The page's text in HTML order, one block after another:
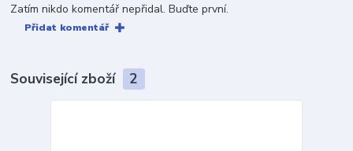
Zatím nikdo komentář nepřidal. Buďte první.
Přidat komentář
Související zboží 2